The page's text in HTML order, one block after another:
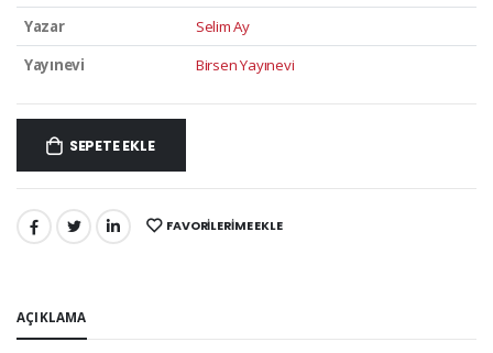
Yazar
Selim Ay
Yayınevi
Birsen Yayınevi
SEPETE EKLE
PAYLAŞ: FAVORILERIME EKLE
AÇIKLAMA